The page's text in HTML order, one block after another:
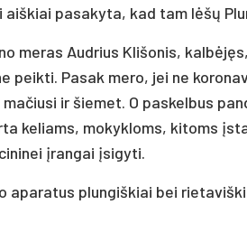
pasakyta, kad tam lėšų
meras Audrius Klišonis,
peikti. Pasak mero, jei ne
ir šiemet. O paskelbus
keliams, mokykloms, kitoms
įrangai įsigyti.
aparatus plungiškiai bei